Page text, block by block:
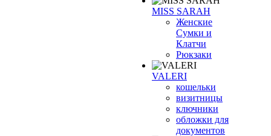
MISS SARAH
Женские
Сумки и
Клатчи
Рюкзаки
VALERI
кошельки
визитницы
ключники
обложки для
документов